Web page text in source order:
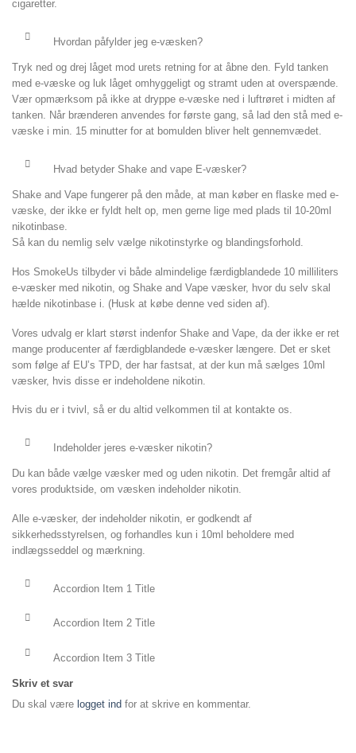
cigaretter.
Hvordan påfylder jeg e-væsken?
Tryk ned og drej låget mod urets retning for at åbne den. Fyld tanken
med e-væske og luk låget omhyggeligt og stramt uden at overspænde.
Vær opmærksom på ikke at dryppe e-væske ned i luftrøret i midten af
tanken. Når brænderen anvendes for første gang, så lad den stå med e-
væske i min. 15 minutter for at bomulden bliver helt gennemvædet.
Hvad betyder Shake and vape E-væsker?
Shake and Vape fungerer på den måde, at man køber en flaske med e-
væske, der ikke er fyldt helt op, men gerne lige med plads til 10-20ml
nikotinbase.
Så kan du nemlig selv vælge nikotinstyrke og blandingsforhold.
Hos SmokeUs tilbyder vi både almindelige færdigblandede 10 milliliters
e-væsker med nikotin, og Shake and Vape væsker, hvor du selv skal
hælde nikotinbase i. (Husk at købe denne ved siden af).
Vores udvalg er klart størst indenfor Shake and Vape, da der ikke er ret
mange producenter af færdigblandede e-væsker længere. Det er sket
som følge af EU’s TPD, der har fastsat, at der kun må sælges 10ml
væsker, hvis disse er indeholdene nikotin.
Hvis du er i tvivl, så er du altid velkommen til at kontakte os.
Indeholder jeres e-væsker nikotin?
Du kan både vælge væsker med og uden nikotin. Det fremgår altid af
vores produktside, om væsken indeholder nikotin.
Alle e-væsker, der indeholder nikotin, er godkendt af
sikkerhedsstyrelsen, og forhandles kun i 10ml beholdere med
indlægsseddel og mærkning.
Accordion Item 1 Title
Accordion Item 2 Title
Accordion Item 3 Title
Skriv et svar
Du skal være logget ind for at skrive en kommentar.